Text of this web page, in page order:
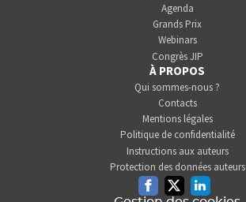
Agenda
Grands Prix
Webinars
Congrès JIP
À PROPOS
Qui sommes-nous ?
Contacts
Mentions légales
Politique de confidentialité
Instructions aux auteurs
Protection des données auteurs
FacebookTwitterLinkedin